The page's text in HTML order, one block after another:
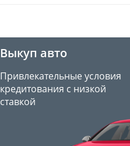
Выкуп авто
Привлекательные условия
кредитования с низкой
ставкой